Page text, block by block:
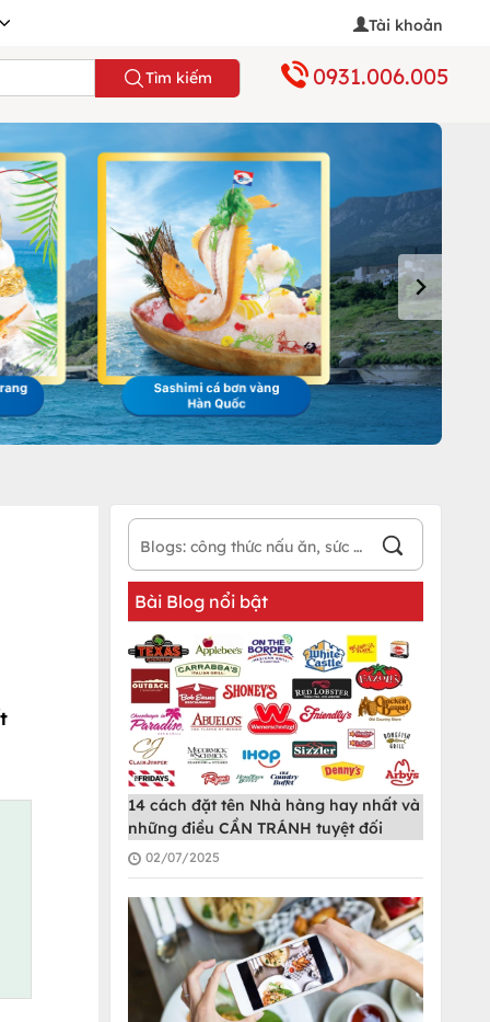
Tài khoản
Tìm kiếm 0931.006.005
Bài Blog nổi bật
14 cách đặt tên Nhà hàng hay nhất và
những điều CẦN TRÁNH tuyệt đối
02/07/2025